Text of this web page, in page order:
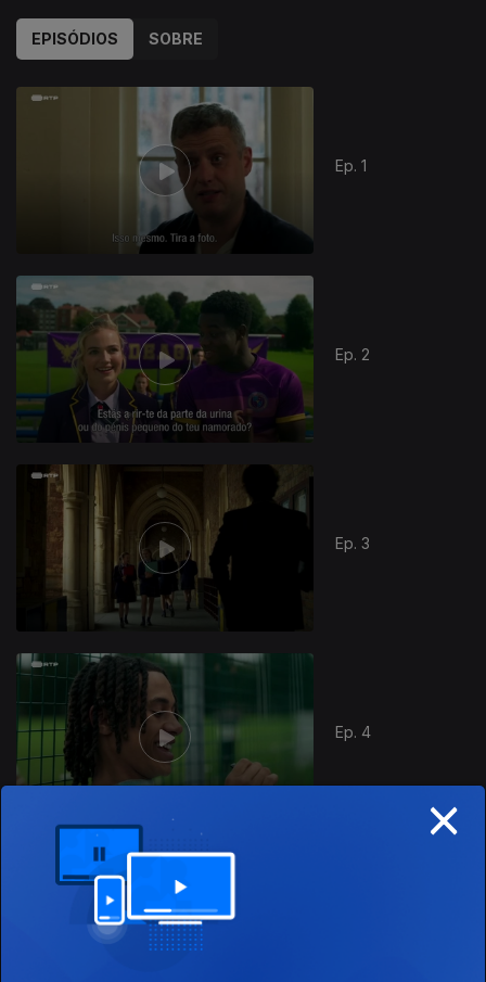
EPISÓDIOS SOBRE
Ep. 1
Ep. 2
Ep. 3
Ep. 4
×